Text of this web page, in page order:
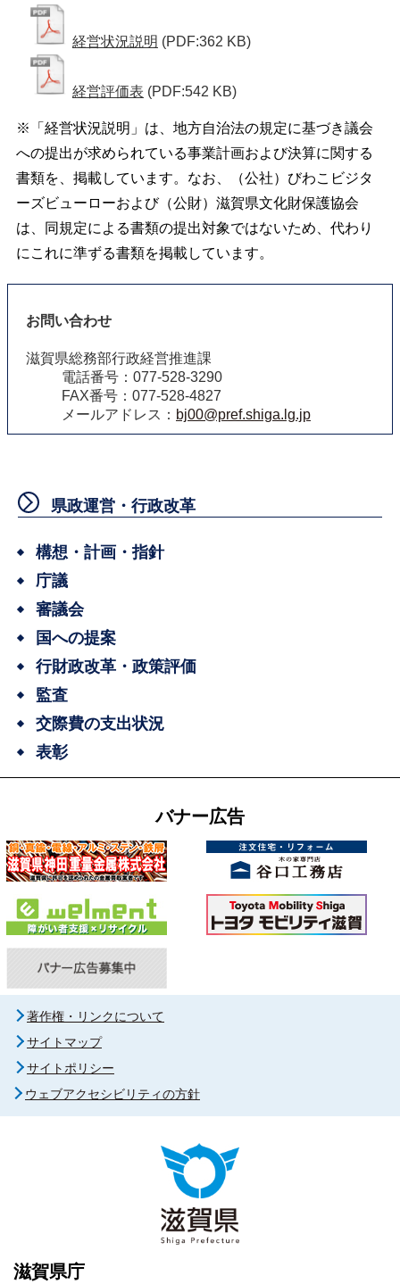
経営状況説明 (PDF:362 KB)
経営評価表 (PDF:542 KB)
※「経営状況説明」は、地方自治法の規定に基づき議会
への提出が求められている事業計画および決算に関する
書類を、掲載しています。なお、（公社）びわこビジタ
ーズビューローおよび（公財）滋賀県文化財保護協会
は、同規定による書類の提出対象ではないため、代わり
にこれに準ずる書類を掲載しています。
お問い合わせ
滋賀県総務部行政経営推進課
電話番号：077-528-3290
FAX番号：077-528-4827
メールアドレス： bj00@pref.shiga.lg.jp
県政運営・行政改革
構想・計画・指針
庁議
審議会
国への提案
行財政改革・政策評価
監査
交際費の支出状況
表彰
バナー広告
著作権・リンクについて
サイトマップ
サイトポリシー
ウェブアクセシビリティの方針
滋賀県庁